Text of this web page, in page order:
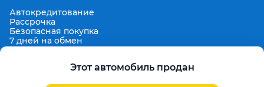
Этот автомобиль продан
Автокредитование
Рассрочка
Безопасная покупка
7 дней на обмен
Техническая гарантия 30 дней
Гарантированная цена выкупа